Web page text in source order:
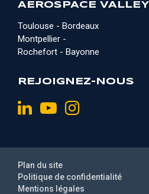
AEROSPACE VALLEY
Toulouse - Bordeaux
Montpellier -
Rochefort - Bayonne
REJOIGNEZ-NOUS
Mentions légales
Politique de confidentialité
Plan du site